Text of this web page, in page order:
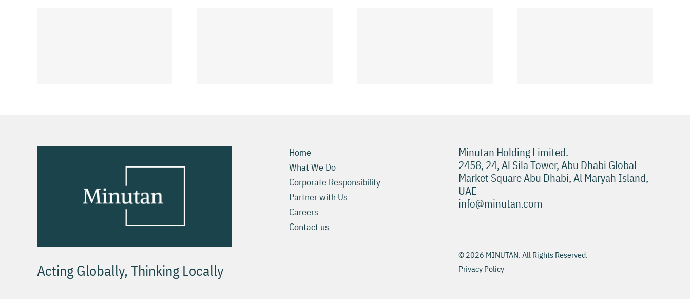
Acting Globally, Thinking Locally
Home
What We Do
Corporate Responsibility
Partner with Us
Careers
Contact us
Minutan Holding Limited.
2458, 24, Al Sila Tower, Abu Dhabi Global
Market Square Abu Dhabi, Al Maryah Island,
UAE
info@minutan.com
© 2026 MINUTAN. All Rights Reserved.
Privacy Policy